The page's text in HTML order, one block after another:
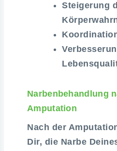
Steigerung
Narbenbehandlung
Amputation
Nach der
Dir, die Narbe